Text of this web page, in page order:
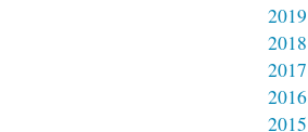
2019
2018
2017
2016
2015